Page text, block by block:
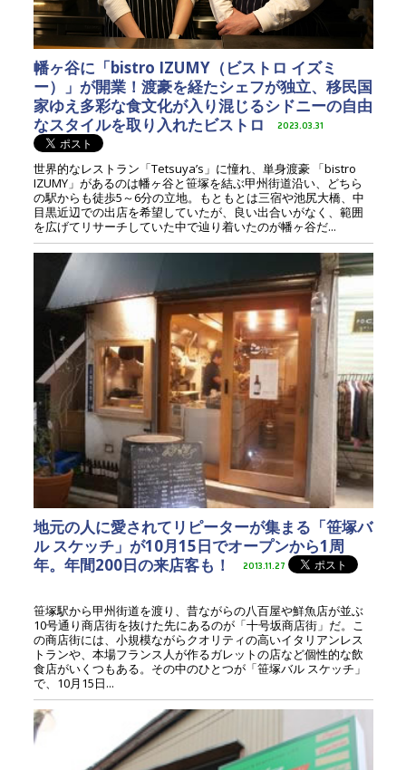
幡ヶ谷に「bistro IZUMY（ビストロ イズミ
ー）」が開業！渡豪を経たシェフが独立、移民国
家ゆえ多彩な食文化が入り混じるシドニーの自由
なスタイルを取り入れたビストロ
2023.03.31
世界的なレストラン「Tetsuya’s」に憧れ、単身渡豪 「bistro
IZUMY」があるのは幡ヶ谷と笹塚を結ぶ甲州街道沿い、どちら
の駅からも徒歩5～6分の立地。もともとは三宿や池尻大橋、中
目黒近辺での出店を希望していたが、良い出合いがなく、範囲
を広げてリサーチしていた中で辿り着いたのが幡ヶ谷だ...
地元の人に愛されてリピーターが集まる「笹塚バ
ル スケッチ」が10月15日でオープンから1周
年。年間200日の来店客も！
2013.11.27
笹塚駅から甲州街道を渡り、昔ながらの八百屋や鮮魚店が並ぶ
10号通り商店街を抜けた先にあるのが「十号坂商店街」だ。こ
の商店街には、小規模ながらクオリティの高いイタリアンレス
トランや、本場フランス人が作るガレットの店など個性的な飲
食店がいくつもある。その中のひとつが「笹塚バル スケッチ」
で、10月15日...